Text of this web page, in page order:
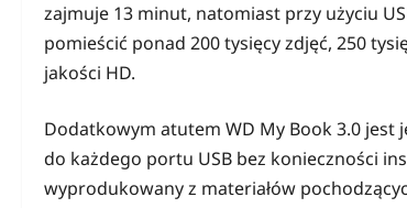
zajmuje 13 minut, natomiast przy użyciu
pomieścić ponad 200 tysięcy zdjęć, 250
jakości HD.
Dodatkowym atutem WD My Book 3.0 jest
do każdego portu USB bez konieczności
wyprodukowany z materiałów